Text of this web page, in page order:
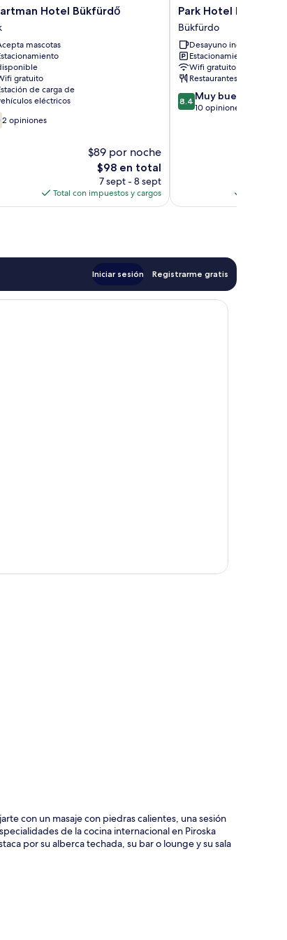
Hotel Bükfürdő
mascotas
gratuito
de carga de
eléctricos
2 opiniones
$89 por noche
El
precio
actual
es
$98 en total
7 sept - 8 sept
Total con impuestos y cargos
Park
Hotel
Bükfürdő
Bükfürdo
Park Hotel Bükfürdő
Bükfürdo
Desayuno incluido
Estacionamiento gratis
Wifi gratuito
Restaurantes
8.4
de
8.4 Muy bueno
10 opiniones
Iniciar sesión Registrarme gratis
con un masaje con piedras calientes, una sesión
de la cocina internacional en Piroska
por su alberca techada, su bar o lounge y su sala